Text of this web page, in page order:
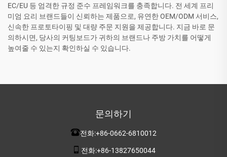
EC/EU 등 엄격한 규정 준수 프레임워크를 충족합니다. 전 세계 프리
미엄 요리 브랜드들이 신뢰하는 제품으로, 유연한 OEM/ODM 서비스,
신속한 프로토타이핑 및 대량 주문 지원을 제공합니다. 지금 바로 문
의하시면, 당사의 커팅보드가 귀하의 브랜드나 주방 가치를 어떻게
높여줄 수 있는지 확인하실 수 있습니다.
문의하기
전화:+86-0662-6810012
전화:+86-13827650044